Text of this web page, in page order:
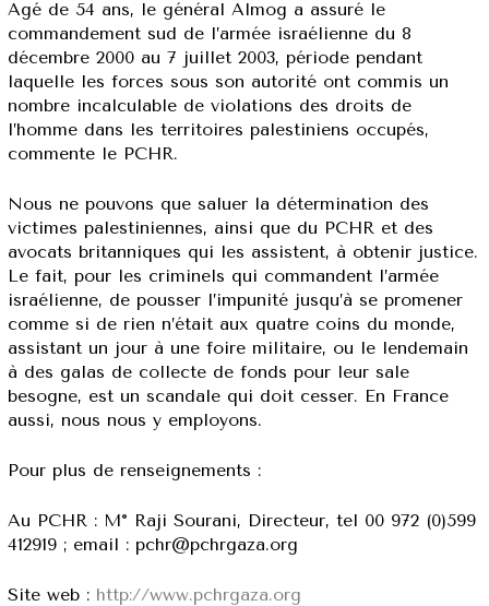
Agé de 54 ans, le général Almog a assuré le
commandement sud de l’armée israélienne du 8
décembre 2000 au 7 juillet 2003, période pendant
laquelle les forces sous son autorité ont commis un
nombre incalculable de violations des droits de
l’homme dans les territoires palestiniens occupés,
commente le PCHR.
Nous ne pouvons que saluer la détermination des
victimes palestiniennes, ainsi que du PCHR et des
avocats britanniques qui les assistent, à obtenir justice.
Le fait, pour les criminels qui commandent l’armée
israélienne, de pousser l’impunité jusqu’à se promener
comme si de rien n’était aux quatre coins du monde,
assistant un jour à une foire militaire, ou le lendemain
à des galas de collecte de fonds pour leur sale
besogne, est un scandale qui doit cesser. En France
aussi, nous nous y employons.
Pour plus de renseignements :
Au PCHR : M° Raji Sourani, Directeur, tel 00 972 (0)599
412919 ; email : pchr@pchrgaza.org
Site web : http://www.pchrgaza.org